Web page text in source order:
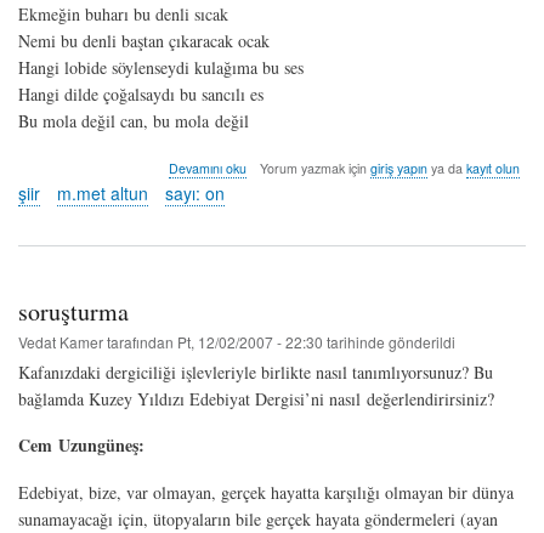
Ekmeğin buharı bu denli sıcak
Nemi bu denli baştan çıkaracak ocak
Hangi lobide söylenseydi kulağıma bu ses
Hangi dilde çoğalsaydı bu sancılı es
Bu mola değil can, bu mola değil
can
m.met
hakkında
Devamını oku Yorum yazmak için giriş yapınya da kayıt olun
şiir m.met altun sayı: on
soruşturma
Vedat Kamertarafından Pt, 12/02/2007 - 22:30 tarihinde gönderildi
Kafanızdaki dergiciliği işlevleriyle birlikte nasıl tanımlıyorsunuz? Bu
bağlamda Kuzey Yıldızı Edebiyat Dergisi’ni nasıl değerlendirirsiniz?
Cem Uzungüneş:
Edebiyat, bize, var olmayan, gerçek hayatta karşılığı olmayan bir dünya
sunamayacağı için, ütopyaların bile gerçek hayata göndermeleri (ayan